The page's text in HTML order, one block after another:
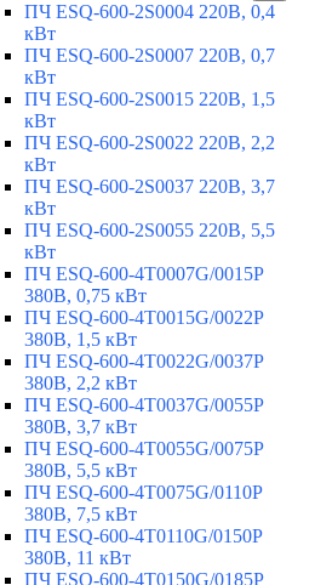
ПЧ ESQ-600-2S0004 220В, 0,4
кВт
ПЧ ESQ-600-2S0007 220В, 0,7
кВт
ПЧ ESQ-600-2S0015 220В, 1,5
кВт
ПЧ ESQ-600-2S0022 220В, 2,2
кВт
ПЧ ESQ-600-2S0037 220В, 3,7
кВт
ПЧ ESQ-600-2S0055 220В, 5,5
кВт
ПЧ ESQ-600-4T0007G/0015P
380В, 0,75 кВт
ПЧ ESQ-600-4T0015G/0022P
380В, 1,5 кВт
ПЧ ESQ-600-4T0022G/0037P
380В, 2,2 кВт
ПЧ ESQ-600-4T0037G/0055P
380В, 3,7 кВт
ПЧ ESQ-600-4T0055G/0075P
380В, 5,5 кВт
ПЧ ESQ-600-4T0075G/0110P
380В, 7,5 кВт
ПЧ ESQ-600-4T0110G/0150P
380В, 11 кВт
ПЧ ESQ-600-4T0150G/0185P